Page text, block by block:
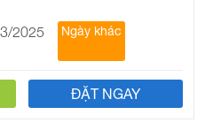
2025
Ngày khác
ĐẶT NGAY